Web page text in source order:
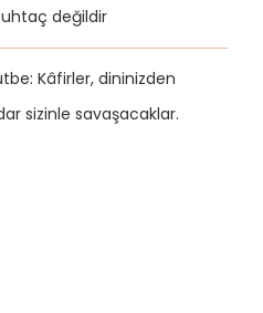
değildir
Kâfirler, dininizden
sizinle savaşacaklar.